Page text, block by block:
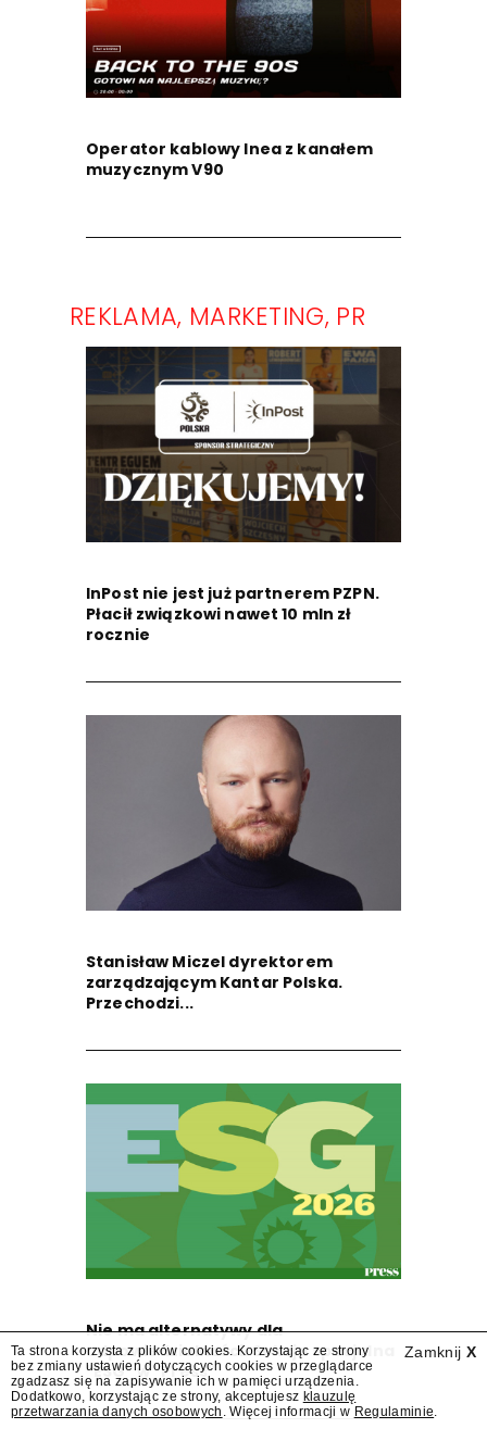
Operator kablowy Inea z kanałem
muzycznym V90
REKLAMA, MARKETING, PR
InPost nie jest już partnerem PZPN.
Płacił związkowi nawet 10 mln zł
rocznie
Stanisław Miczel dyrektorem
zarządzającym Kantar Polska.
Przechodzi...
Nie ma alternatywy dla
odpowiedzialności. Sekcja specjalna
"ESG" w "Press"
Zamknij X
Ta strona korzysta z plików cookies. Korzystając ze strony
bez zmiany ustawień dotyczących cookies w przeglądarce
zgadzasz się na zapisywanie ich w pamięci urządzenia.
Dodatkowo, korzystając ze strony, akceptujesz klauzulę
przetwarzania danych osobowych . Więcej informacji w Regulaminie.